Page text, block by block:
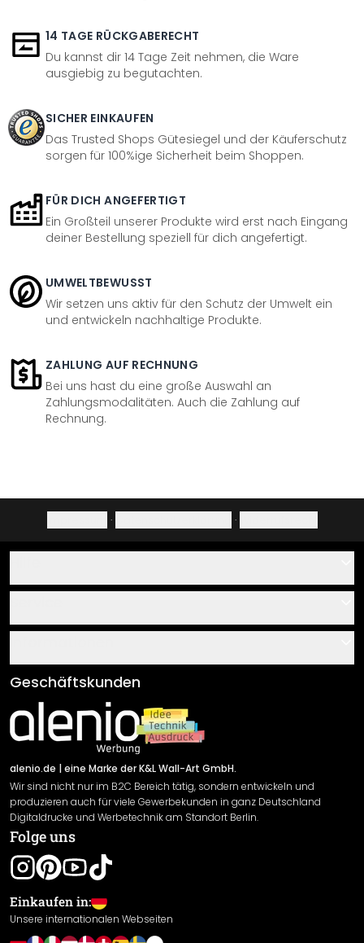
14 TAGE RÜCKGABERECHT
Du kannst dir 14 Tage Zeit nehmen, die Ware
ausgiebig zu begutachten.
SICHER EINKAUFEN
Das Trusted Shops Gütesiegel und der Käuferschutz
sorgen für 100%ige Sicherheit beim Shoppen.
FÜR DICH ANGEFERTIGT
Ein Großteil unserer Produkte wird erst nach Eingang
deiner Bestellung speziell für dich angefertigt.
UMWELTBEWUSST
Wir setzen uns aktiv für den Schutz der Umwelt ein
und entwickeln nachhaltige Produkte.
ZAHLUNG AUF RECHNUNG
Bei uns hast du eine große Auswahl an
Zahlungsmodalitäten. Auch die Zahlung auf
Rechnung.
· ·
Über uns
Klebe- und Montageanleitungen
Newsletter An-/Abmeldung
Sendungsverfolgung
AGB
Impressum
Versand & Zahlung
Rücksendung
Widerrufsrecht
Datenschutzerklärung
Gewährleistung
Leistungserklärung / CE-Zeichen
Cookie Einstellungen
Geschäftskunden
alenio.de | eine Marke der K&L Wall-Art GmbH.
Wir sind nicht nur im B2C Bereich tätig, sondern entwickeln und
produzieren auch für viele Gewerbekunden in ganz Deutschland
Digitaldrucke und Werbetechnik am Standort Berlin.
Folge uns
Einkaufen in:
Unsere internationalen Webseiten